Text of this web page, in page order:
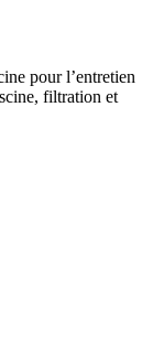
pour l’entretien
filtration et